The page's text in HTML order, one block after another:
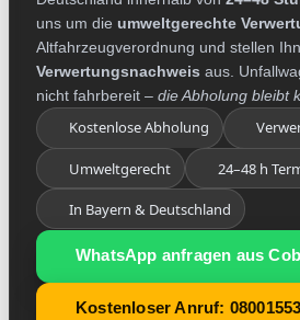
uns um die umweltgerechte
Altfahrzeugverordnung und stellen
Verwertungsnachweis aus.
nicht fahrbereit – die Abholung bleibt
Kostenlose Abholung
Umweltgerecht 24–48 h
In Bayern & Deutschland
WhatsApp anfragen aus
Kostenloser Anruf: